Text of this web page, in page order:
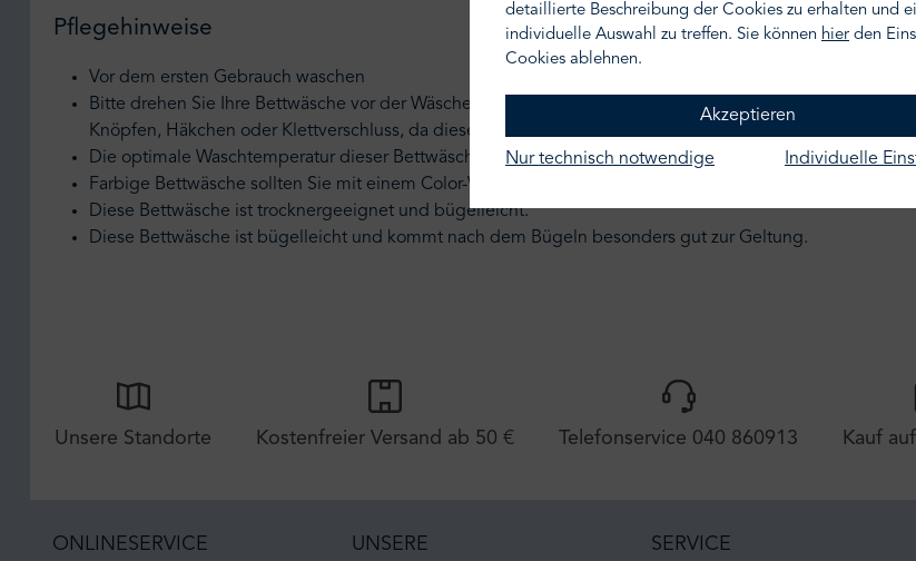
Pflegehinweise
Vor dem ersten Gebrauch waschen
Bitte drehen Sie Ihre Bettwäsche vor der Wäsche auf links und schließen Sie den Reißverschluss.
Knöpfen, Häkchen oder Klettverschluss, da diese bei dem feinen Gewebe Schäden verursachen.
Die optimale Waschtemperatur dieser Bettwäsche ist 60°C
Farbige Bettwäsche sollten Sie mit einem Color-Waschmittel ohne optische Aufheller waschen und auf
Diese Bettwäsche ist trocknergeeignet und bügelleicht.
Diese Bettwäsche ist bügelleicht und kommt nach dem Bügeln besonders gut zur Geltung.
Unsere Standorte Kostenfreier Versand ab 50 € Telefonservice 040 860913 Kauf
ONLINESERVICE
UNSERE
SERVICE
detaillierte Beschreibung der Cookies zu erhalten und
individuelle Auswahl zu treffen. Sie können hier den
Cookies ablehnen.
Akzeptieren
Nur technisch notwendige Individuelle